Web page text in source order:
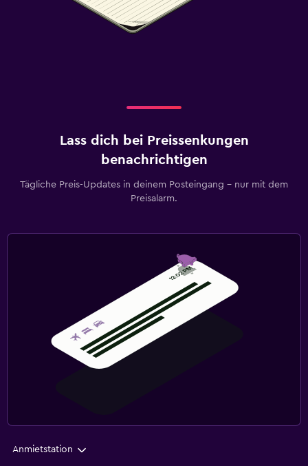
Lass dich bei Preissenkungen
benachrichtigen
Tägliche Preis-Updates in deinem Posteingang – nur mit dem
Preisalarm.
Anmietstation